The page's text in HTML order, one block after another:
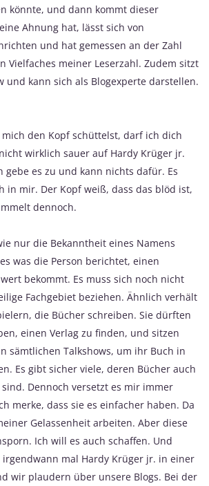
könnte, und dann kommt dieser
Ahnung hat, lässt sich von
und hat gemessen an der Zahl
Vielfaches meiner Leserzahl. Zudem sitzt
und kann sich als Blogexperte darstellen.
den Kopf schüttelst, darf ich dich
wirklich sauer auf Hardy Krüger jr.
gebe es zu und kann nichts dafür. Es
in mir. Der Kopf weiß, dass das blöd ist,
dennoch.
nur die Bekanntheit eines Namens
was die Person berichtet, einen
bekommt. Es muss sich noch nicht
Fachgebiet beziehen. Ähnlich verhält
die Bücher schreiben. Sie dürften
einen Verlag zu finden, und sitzen
sämtlichen Talkshows, um ihr Buch in
Es gibt sicher viele, deren Bücher auch
Dennoch versetzt es mir immer
merke, dass sie es einfacher haben. Da
Gelassenheit arbeiten. Aber diese
Ich will es auch schaffen. Und
mal Hardy Krüger jr. in einer
wir plaudern über unsere Blogs. Bei der